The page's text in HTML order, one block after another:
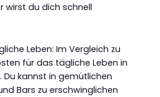
wirst du dich schnell
Leben: Im Vergleich zu
für das tägliche Leben in
Du kannst in gemütlichen
Bars zu erschwinglichen